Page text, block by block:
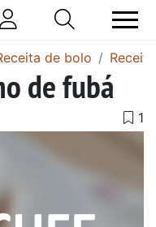
de bolo
de fubá